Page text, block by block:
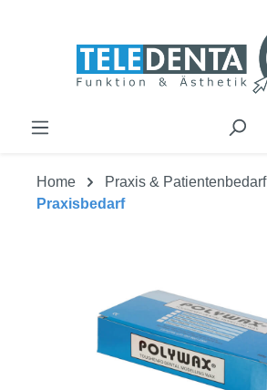
Home
Praxis & Patientenbedarf
Praxisbedarf